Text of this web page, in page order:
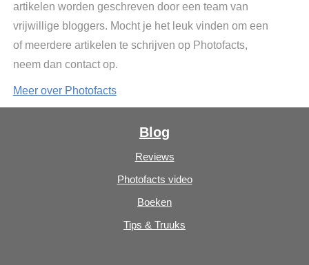
artikelen worden geschreven door een team van
vrijwillige bloggers. Mocht je het leuk vinden om een
of meerdere artikelen te schrijven op Photofacts,
neem dan contact op.
Meer over Photofacts
Blog
Reviews
Photofacts video
Boeken
Tips & Truuks